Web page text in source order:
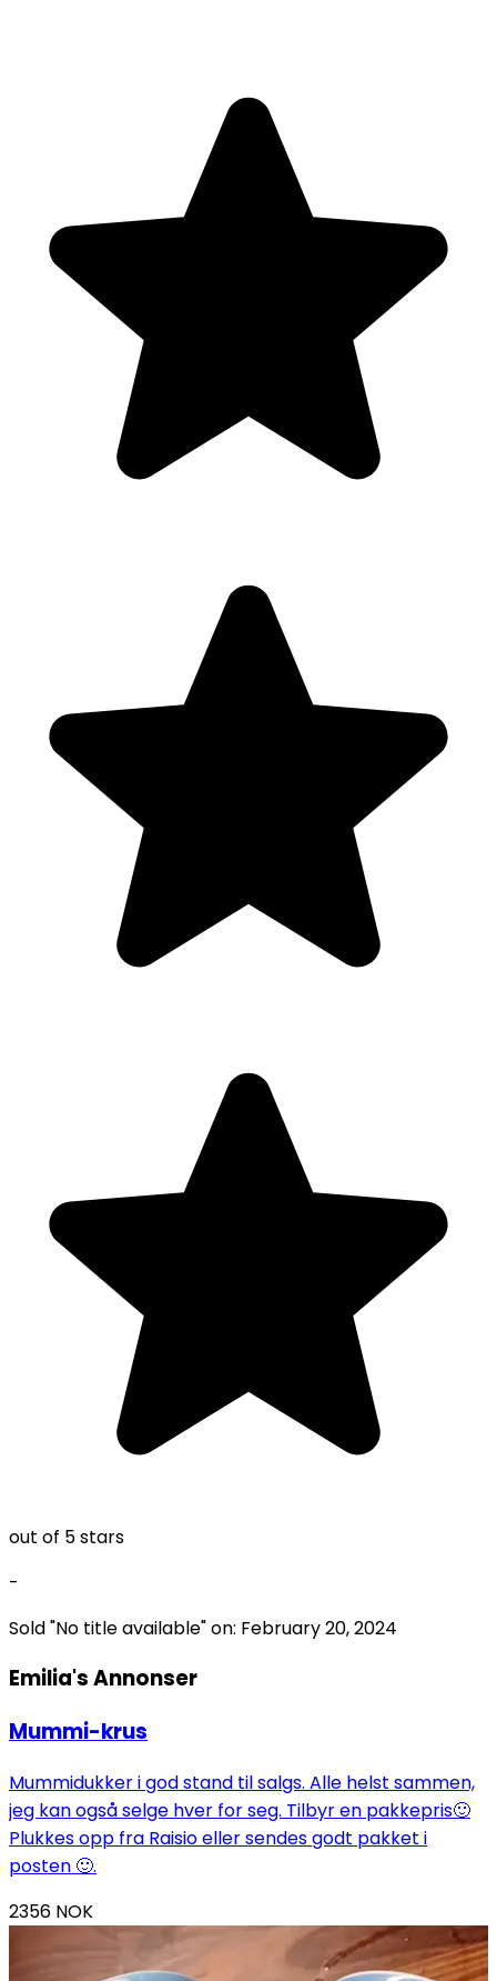
out of 5 stars
-
Sold "No title available" on: February 20, 2024
Emilia'sAnnonser
Mummi-krus
Mummidukker i god stand til salgs. Alle helst sammen,
jeg kan også selge hver for seg. Tilbyr en pakkepris🙂
Plukkes opp fra Raisio eller sendes godt pakket i
posten 🙂.
2356 NOK